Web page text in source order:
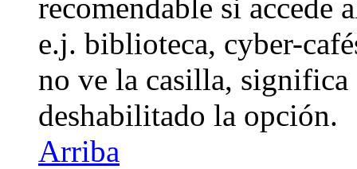
recomendable si accede
e.j. biblioteca, cyber-
no ve la casilla,
deshabilitado la opción.
Arriba